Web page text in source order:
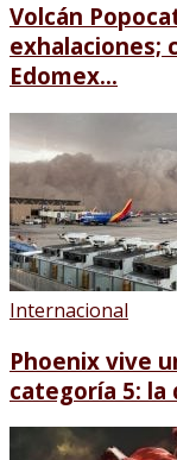
Volcán
exhalaciones;
Edomex...
Internacional
Phoenix vive
categoría 5: la